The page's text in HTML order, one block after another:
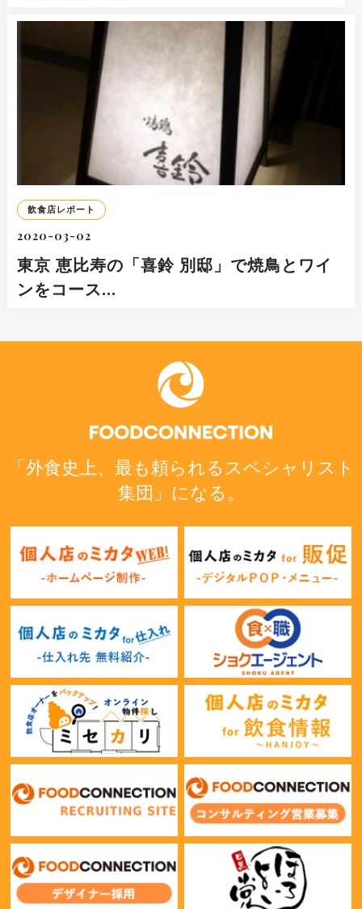
飲食店レポート
2020-03-02
東京 恵比寿の「喜鈴 別邸」で焼鳥とワイ
ンをコース…
「外食史上、最も頼られるスペシャリスト
集団」になる。